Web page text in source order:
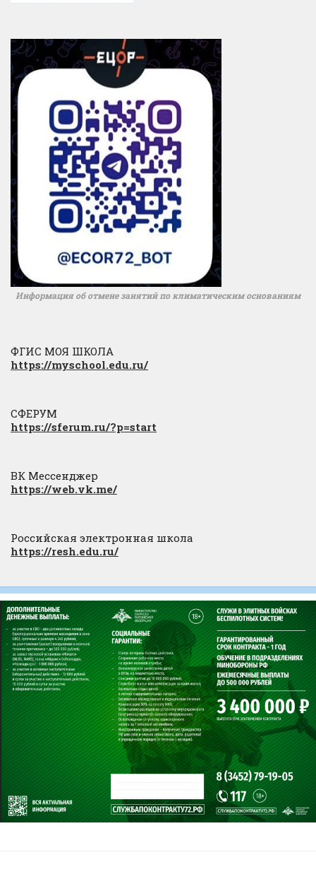
Информация об отмене занятий по климатическим основаниям
ФГИС МОЯ ШКОЛА
https://myschool.edu.ru/
СФЕРУМ
https://sferum.ru/?p=start
ВК Мессенджер
https://web.vk.me/
Российская электронная школа
https://resh.edu.ru/